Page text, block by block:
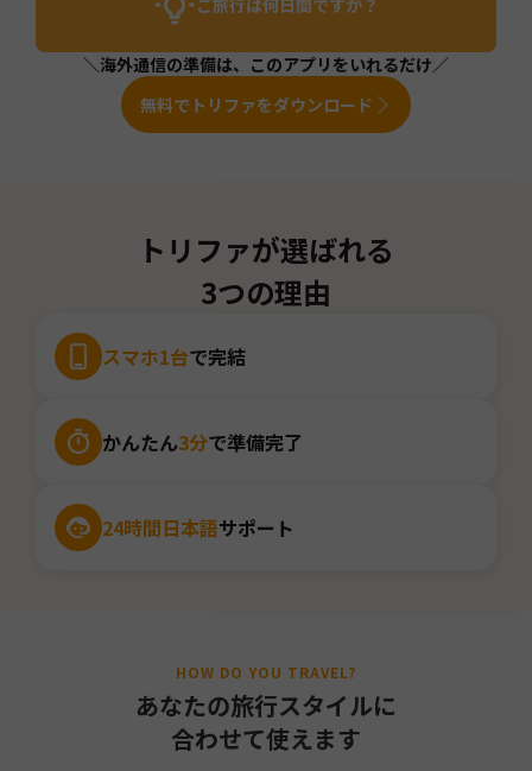
ご旅行は何日間ですか？
＼海外通信の準備は、このアプリをいれるだけ／
無料でトリファをダウンロード
トリファが選ばれる
3つの理由
スマホ1台で完結
かんたん3分で準備完了
24時間日本語サポート
HOW DO YOU TRAVEL?
あなたの旅行スタイルに
合わせて使えます